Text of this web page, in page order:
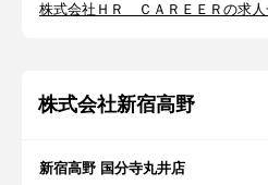
株式会社ＨＲ ＣＡＲＥＥＲの求人
株式会社新宿高野
新宿高野 国分寺丸井店